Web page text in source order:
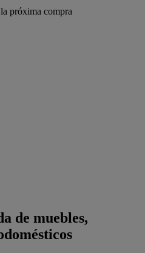
próxima compra
de muebles,